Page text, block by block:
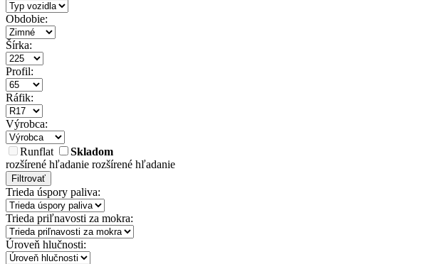
Obdobie:
Šírka:
Profil:
Ráfik:
Výrobca:
Runflat
Skladom
rozšírené hľadanie rozšírené hľadanie
Filtrovať
Trieda úspory paliva:
Trieda priľnavosti za mokra:
Úroveň hlučnosti: